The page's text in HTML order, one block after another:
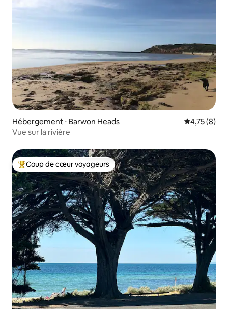
Hébergement ⋅ Barwon Heads Évaluation
4,75 (8)
Vue sur la rivière
Coups de cœur voyageurs les plus appréciés
Coup de cœur voyageurs